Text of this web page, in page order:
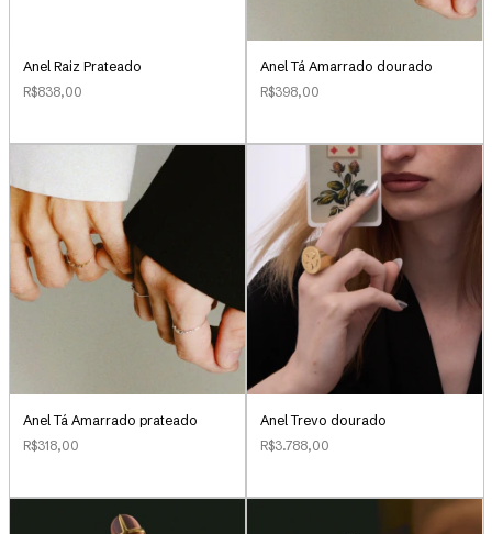
Anel Raiz Prateado
R$838,00
Anel Tá Amarrado dourado
R$398,00
Anel Tá Amarrado prateado
R$318,00
Anel Trevo dourado
R$3.788,00